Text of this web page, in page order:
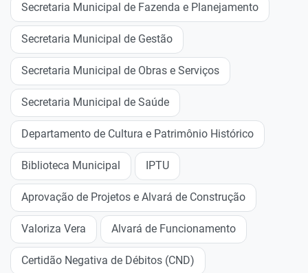
Secretaria Municipal de Fazenda e Planejamento
Secretaria Municipal de Gestão
Secretaria Municipal de Obras e Serviços
Secretaria Municipal de Saúde
Departamento de Cultura e Patrimônio Histórico
Biblioteca Municipal IPTU
Aprovação de Projetos e Alvará de Construção
Valoriza Vera Alvará de Funcionamento
Certidão Negativa de Débitos (CND)